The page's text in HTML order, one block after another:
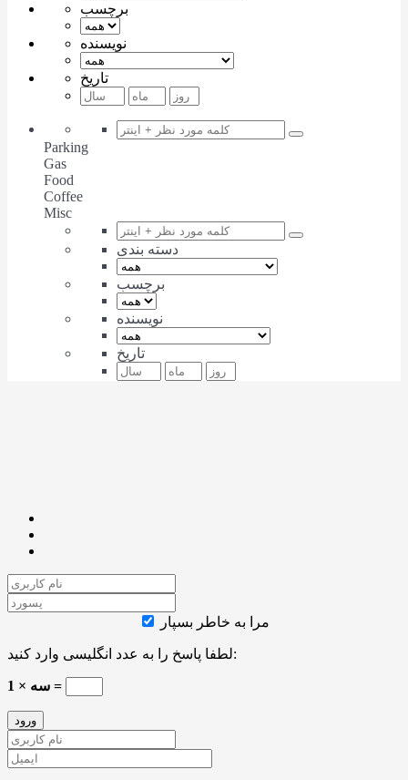
برچسب
نویسنده
تاریخ
Parking
Gas
Food
Coffee
Misc
دسته بندی
برچسب
نویسنده
تاریخ
مرا به خاطر بسپار
لطفا پاسخ را به عدد انگلیسی وارد کنید:
سه × 1 =